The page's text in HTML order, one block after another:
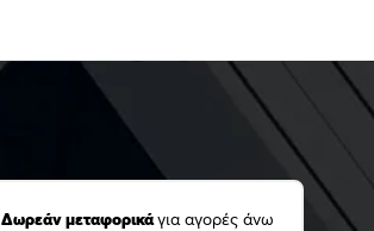
Δωρεάν μεταφορικάγια αγορές άνω